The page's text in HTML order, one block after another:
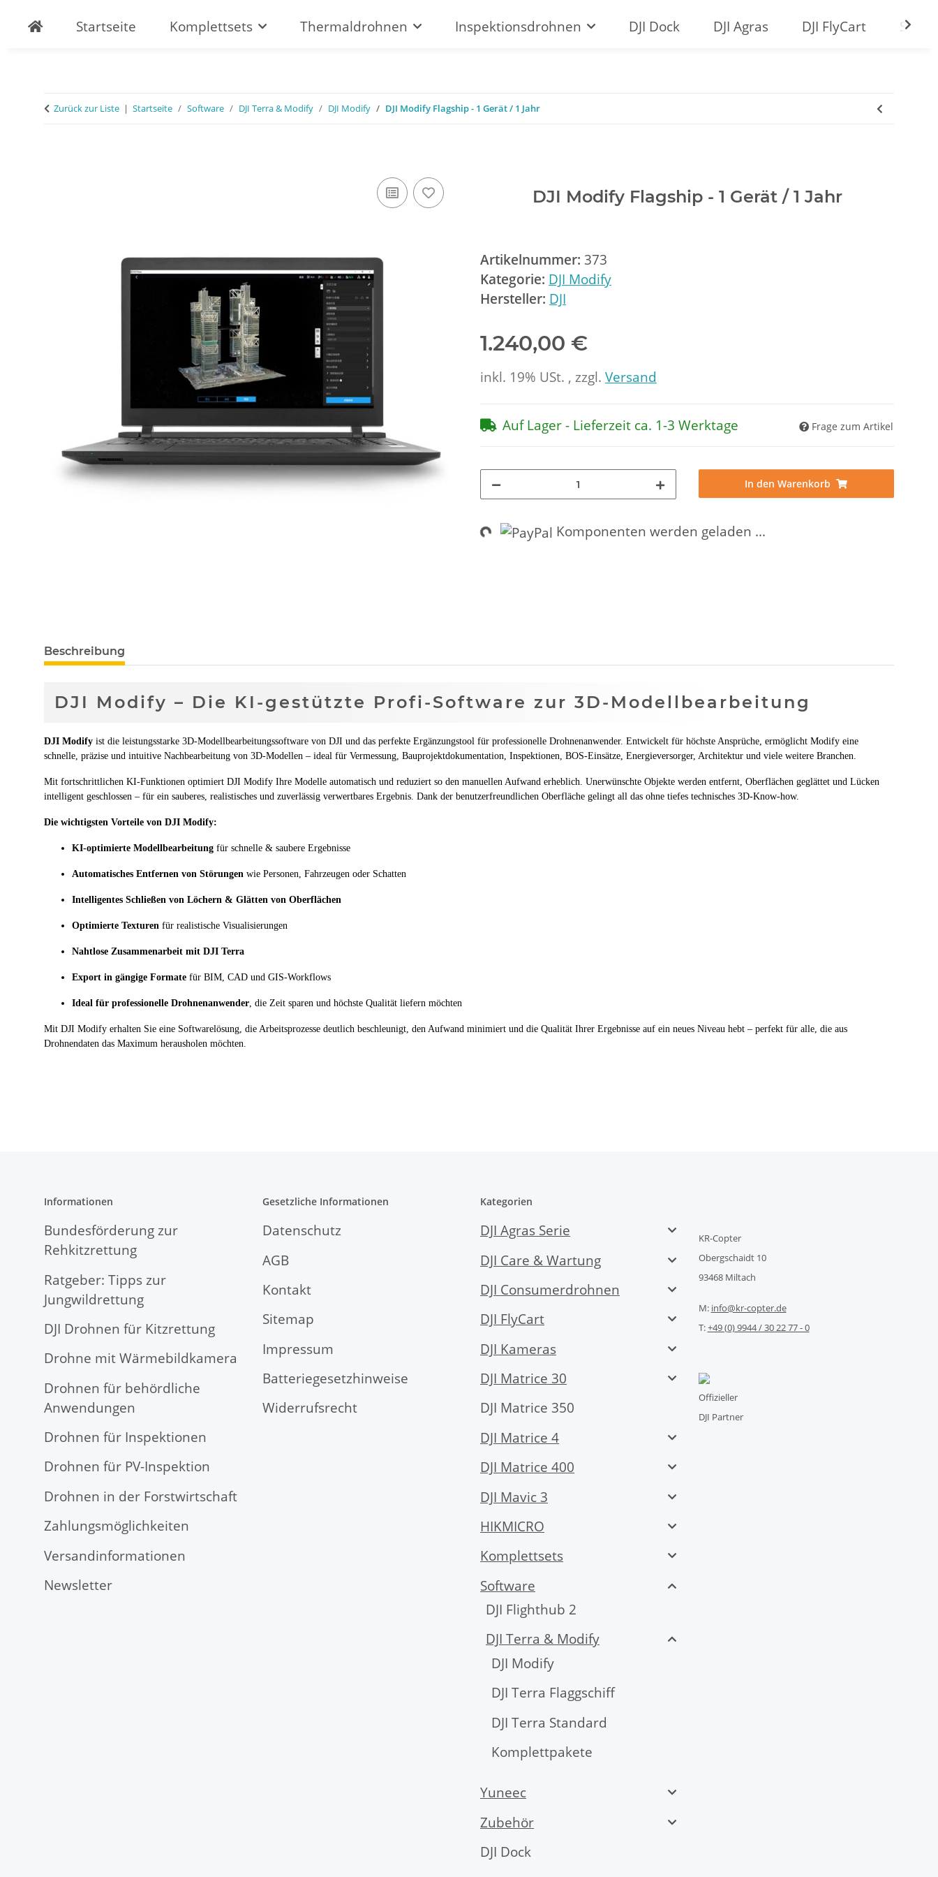
Startseite Komplettsets Thermaldrohnen Inspektionsdrohnen DJI Dock DJI Agras DJI FlyCart
Zurück zur Liste Startseite Software DJI Terra & Modify DJI Modify DJI Modify Flagship - 1 Gerät / 1 Jahr
DJI Modify Flagship - 1 Gerät / 1 Jahr
Artikelnummer: 373
Kategorie: DJI Modify
Hersteller: DJI
1.240,00 €
inkl. 19% USt. , zzgl. Versand
Auf Lager - Lieferzeit ca. 1-3 Werktage Frage zum Artikel
In den Warenkorb
Loading... Komponenten werden geladen ...
Beschreibung
DJI Modify – Die KI-gestützte Profi-Software zur 3D-Modellbearbeitung
DJI Modify ist die leistungsstarke 3D-Modellbearbeitungssoftware von DJI und das perfekte Ergänzungstool für professionelle Drohnenanwender. Entwickelt für höchste Ansprüche, ermöglicht Modify eine
schnelle, präzise und intuitive Nachbearbeitung von 3D-Modellen – ideal für Vermessung, Bauprojektdokumentation, Inspektionen, BOS-Einsätze, Energieversorger, Architektur und viele weitere Branchen.
Mit fortschrittlichen KI-Funktionen optimiert DJI Modify Ihre Modelle automatisch und reduziert so den manuellen Aufwand erheblich. Unerwünschte Objekte werden entfernt, Oberflächen geglättet und Lücken
intelligent geschlossen – für ein sauberes, realistisches und zuverlässig verwertbares Ergebnis. Dank der benutzerfreundlichen Oberfläche gelingt all das ohne tiefes technisches 3D-Know-how.
Die wichtigsten Vorteile von DJI Modify:
KI-optimierte Modellbearbeitung für schnelle & saubere Ergebnisse
Automatisches Entfernen von Störungen wie Personen, Fahrzeugen oder Schatten
Intelligentes Schließen von Löchern & Glätten von Oberflächen
Optimierte Texturen für realistische Visualisierungen
Nahtlose Zusammenarbeit mit DJI Terra
Export in gängige Formate für BIM, CAD und GIS-Workflows
Ideal für professionelle Drohnenanwender, die Zeit sparen und höchste Qualität liefern möchten
Mit DJI Modify erhalten Sie eine Softwarelösung, die Arbeitsprozesse deutlich beschleunigt, den Aufwand minimiert und die Qualität Ihrer Ergebnisse auf ein neues Niveau hebt – perfekt für alle, die aus
Drohnendaten das Maximum herausholen möchten.
Informationen
Bundesförderung zur
Rehkitzrettung
Ratgeber: Tipps zur
Jungwildrettung
DJI Drohnen für Kitzrettung
Drohne mit Wärmebildkamera
Drohnen für behördliche
Anwendungen
Drohnen für Inspektionen
Drohnen für PV-Inspektion
Drohnen in der Forstwirtschaft
Zahlungsmöglichkeiten
Versandinformationen
Newsletter
Gesetzliche Informationen
Datenschutz
AGB
Kontakt
Sitemap
Impressum
Batteriegesetzhinweise
Widerrufsrecht
Kategorien
DJI Agras Serie
DJI Care & Wartung
DJI Consumerdrohnen
DJI FlyCart
DJI Kameras
DJI Matrice 30
DJI Matrice 350
DJI Matrice 4
DJI Matrice 400
DJI Mavic 3
HIKMICRO
Komplettsets
Software
DJI Flighthub 2
DJI Terra & Modify
DJI Modify
DJI Terra Flaggschiff
DJI Terra Standard
Komplettpakete
Yuneec
Zubehör
DJI Dock
KR-Copter
Obergschaidt 10
93468 Miltach
M: info@kr-copter.de
T:+49 (0) 9944 / 30 22 77 - 0
Offizieller
DJI Partner